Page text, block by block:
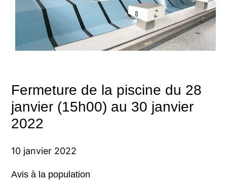
Fermeture de la piscine du 28
janvier (15h00) au 30 janvier
2022
10 janvier 2022
Avis à la population